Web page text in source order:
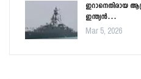
ഇറാനെതിരായ
ഇന്ത്യൻ…
Mar 5, 2026